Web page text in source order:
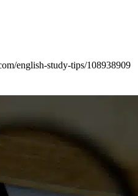
english-study-tips/108938909